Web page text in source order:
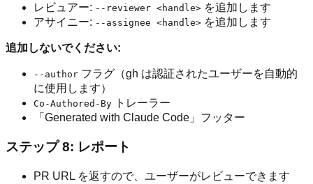
レビュアー: --reviewer <handle> を追加します
アサイニー: --assignee <handle> を追加します
追加しないでください:
--author フラグ（gh は認証されたユーザーを自動的
に使用します）
Co-Authored-By トレーラー
「Generated with Claude Code」フッター
ステップ 8: レポート
PR URL を返すので、ユーザーがレビューできます